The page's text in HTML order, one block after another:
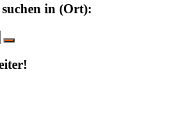
in (Ort):
Suchen